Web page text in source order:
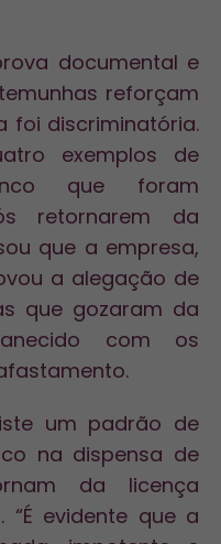
documental e
reforçam
foi discriminatória.
exemplos de
que foram
retornarem da
que a empresa,
a alegação de
que gozaram da
com os
um padrão de
na dispensa de
da licença
“É evidente que a